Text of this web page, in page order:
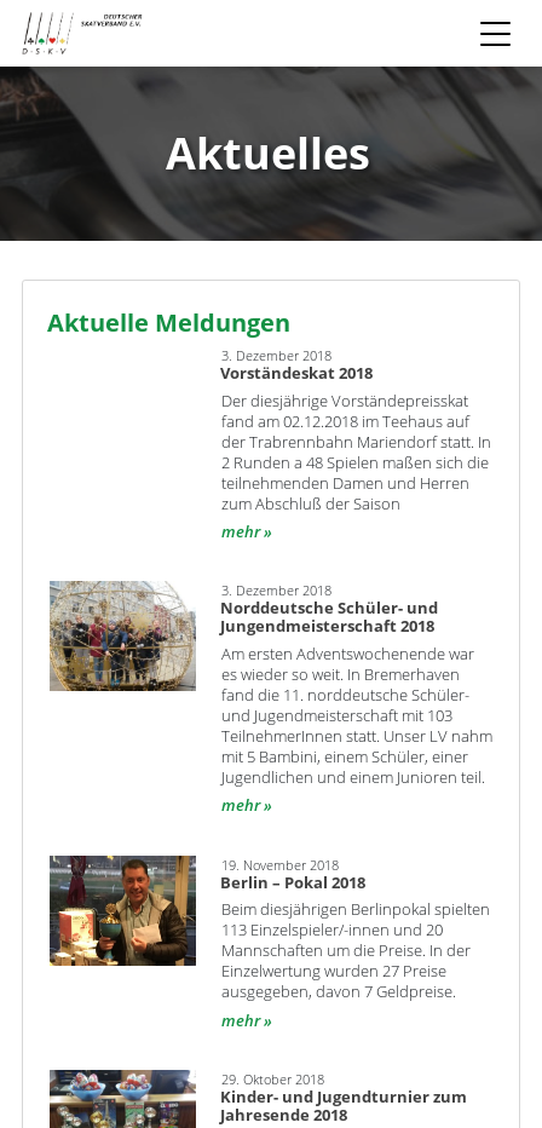
Aktuelles
Aktuelle Meldungen
3. Dezember 2018
Vorständeskat 2018
Der diesjährige Vorständepreisskat
fand am 02.12.2018 im Teehaus auf
der Trabrennbahn Mariendorf statt. In
2 Runden a 48 Spielen maßen sich die
teilnehmenden Damen und Herren
zum Abschluß der Saison
mehr
3. Dezember 2018
Norddeutsche Schüler- und
Jungendmeisterschaft 2018
Am ersten Adventswochenende war
es wieder so weit. In Bremerhaven
fand die 11. norddeutsche Schüler-
und Jugendmeisterschaft mit 103
TeilnehmerInnen statt. Unser LV nahm
mit 5 Bambini, einem Schüler, einer
Jugendlichen und einem Junioren teil.
mehr
19. November 2018
Berlin – Pokal 2018
Beim diesjährigen Berlinpokal spielten
113 Einzelspieler/-innen und 20
Mannschaften um die Preise. In der
Einzelwertung wurden 27 Preise
ausgegeben, davon 7 Geldpreise.
mehr
29. Oktober 2018
Kinder- und Jugendturnier zum
Jahresende 2018